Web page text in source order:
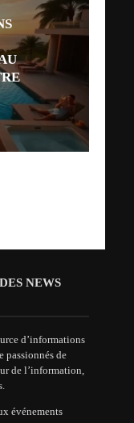
NEWS
d’informations
passionnés de
de l’information,
événements